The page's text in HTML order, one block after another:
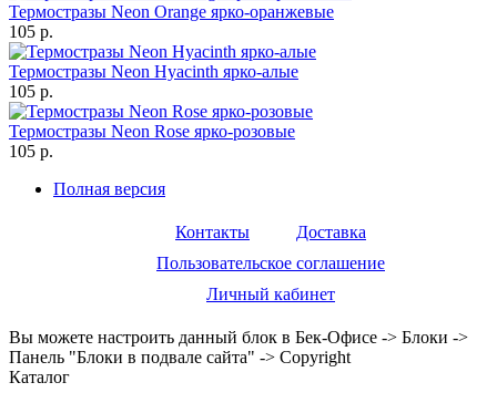
Термостразы Neon Orange ярко-оранжевые
105 р.
Термостразы Neon Hyacinth ярко-алые
105 р.
Термостразы Neon Rose ярко-розовые
105 р.
Полная версия
Контакты
Доставка
Пользовательское соглашение
Личный кабинет
Вы можете настроить данный блок в Бек-Офисе -> Блоки ->
Панель "Блоки в подвале сайта" -> Copyright
Каталог